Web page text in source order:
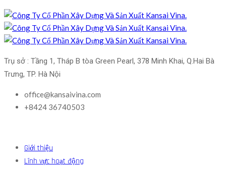
Trụ sở : Tầng 1, Tháp B tòa Green Pearl, 378 Minh Khai, Q.Hai Bà
Trưng, TP. Hà Nội
office@kansaivina.com
+8424 36740503
Giới thiệu
Lĩnh vực hoạt động